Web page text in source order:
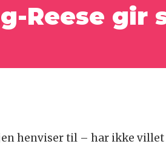
Reese gir
henviser til – har ikke villet